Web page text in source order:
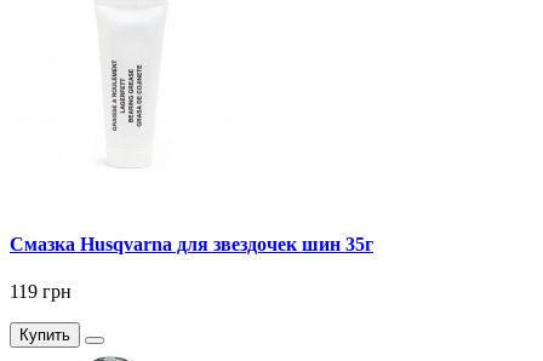
Смазка Husqvarna для звездочек шин 35г
119 грн
Купить